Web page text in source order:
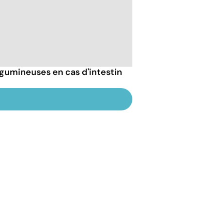
en cas d'intestin